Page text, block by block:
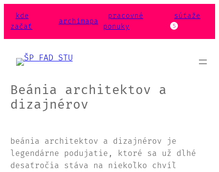
kde
začať
archimapa
pracovné
ponuky
súťaže
5
Beánia architektov a
dizajnérov
beánia architektov a dizajnérov je
legendárne podujatie, ktoré sa už dlhé
desaťročia stáva na niekoľko chvíľ